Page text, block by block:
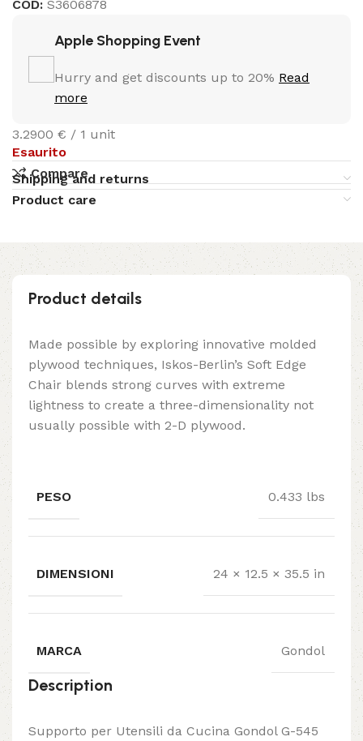
COD:S3606878
Apple Shopping Event
Hurry and get discounts up to 20% Read
more
3.2900 € / 1 unit
Esaurito
Compare
Shipping and returns
Product care
Product details
Made possible by exploring innovative molded
plywood techniques, Iskos-Berlin’s Soft Edge
Chair blends strong curves with extreme
lightness to create a three-dimensionality not
usually possible with 2-D plywood.
PESO 0.433 lbs
DIMENSIONI 24 × 12.5 × 35.5 in
MARCA Gondol
Description
Supporto per Utensili da Cucina Gondol G-545